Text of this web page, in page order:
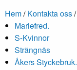
Hem/Kontakta oss/
Mariefred.
S-Kvinnor
Strängnäs
Åkers Styckebruk.